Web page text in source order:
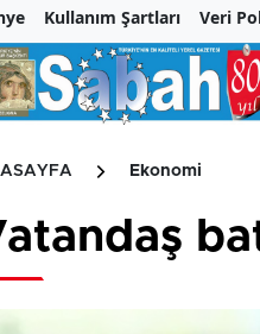
Kullanım Şartları Veri
Ekonomi